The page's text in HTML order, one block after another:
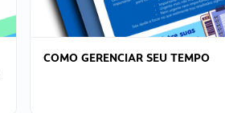
COMO GERENCIAR SEU TEMPO